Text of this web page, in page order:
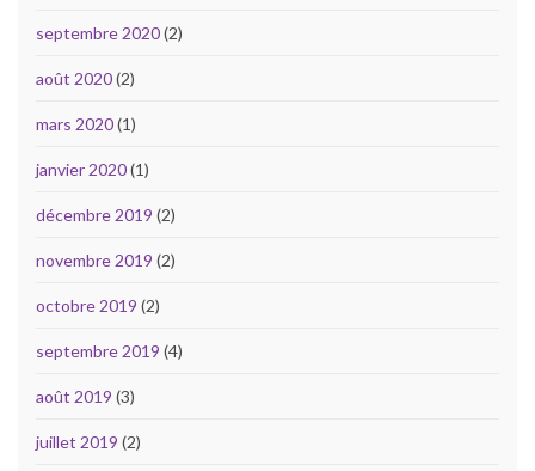
septembre 2020(2)
août 2020(2)
mars 2020(1)
janvier 2020(1)
décembre 2019 (2)
novembre 2019 (2)
octobre 2019 (2)
septembre 2019 (4)
août 2019 (3)
juillet 2019 (2)